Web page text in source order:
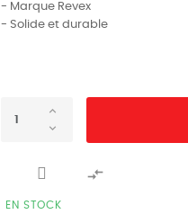
- Marque Revex
- Solide et durable

EN STOCK